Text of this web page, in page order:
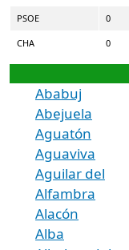
PSOE 0
CHA 0
Ababuj
Abejuela
Aguatón
Aguaviva
Aguilar del
Alfambra
Alacón
Alba